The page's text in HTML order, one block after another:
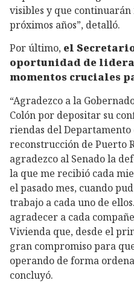
visibles y que
próximos años”, detalló.
Por último, el
oportunidad de
momentos cruciales
“Agradezco a la
Colón por depositar su
riendas del
reconstrucción de Puerto
agradezco al Senado la
la que me recibió cada
el pasado mes, cuando
trabajo a cada uno de
agradecer a cada
Vivienda que, desde el
gran compromiso para
operando de forma
concluyó.